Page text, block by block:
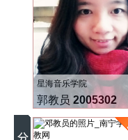
星海音乐学院
郭教员 2005302